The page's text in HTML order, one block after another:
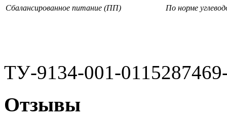
Сбалансированное питание (ПП) По норме
ТУ-9134-001-
Отзывы